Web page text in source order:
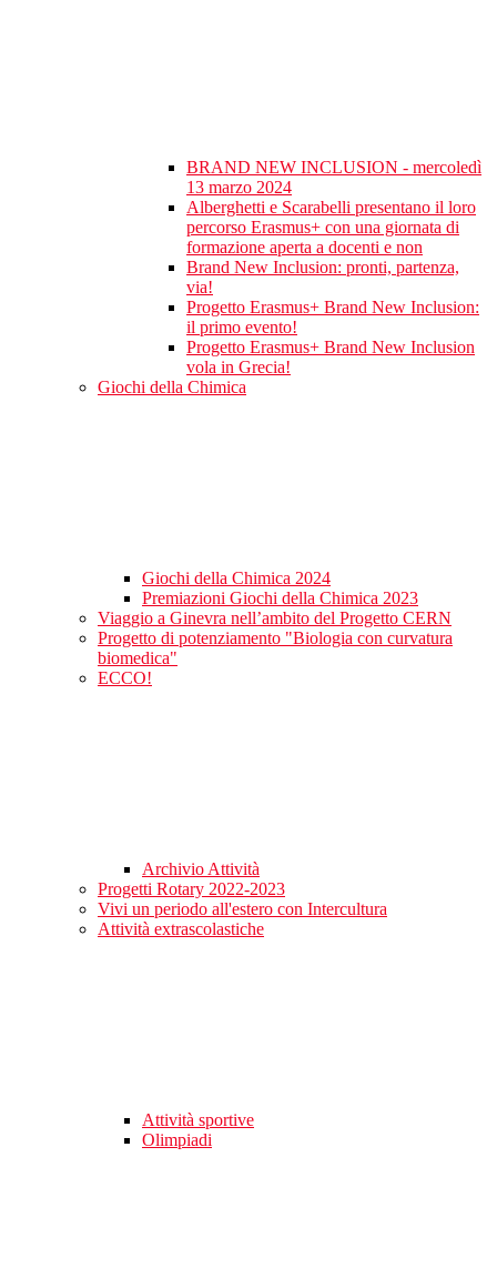
BRAND NEW INCLUSION - mercoledì
13 marzo 2024
Alberghetti e Scarabelli presentano il loro
percorso Erasmus+ con una giornata di
formazione aperta a docenti e non
Brand New Inclusion: pronti, partenza,
via!
Progetto Erasmus+ Brand New Inclusion:
il primo evento!
Progetto Erasmus+ Brand New Inclusion
vola in Grecia!
Giochi della Chimica
Giochi della Chimica 2024
Premiazioni Giochi della Chimica 2023
Viaggio a Ginevra nell’ambito del Progetto CERN
Progetto di potenziamento "Biologia con curvatura
biomedica"
ECCO!
Archivio Attività
Progetti Rotary 2022-2023
Vivi un periodo all'estero con Intercultura
Attività extrascolastiche
Attività sportive
Olimpiadi